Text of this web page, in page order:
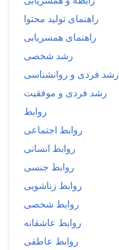
راهنمای تولید محتوا
راهنمای همسریابی
رشد شخصی
رشد فردی و روانشناسی
رشد فردی و موفقیت
روابط
روابط اجتماعی
روابط انسانی
روابط جنسی
روابط زناشویی
روابط شخصی
روابط عاشقانه
روابط عاطفی